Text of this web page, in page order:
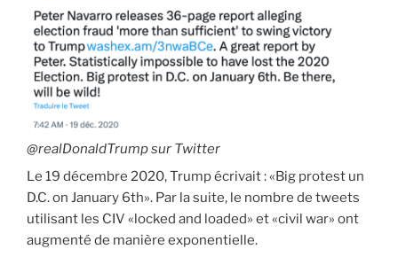
@realDonaldTrump sur Twitter
Le 19 décembre 2020, Trump écrivait : «Big protest un
D.C. on January 6th». Par la suite, le nombre de tweets
utilisant les CIV «locked and loaded» et «civil war» ont
augmenté de manière exponentielle.